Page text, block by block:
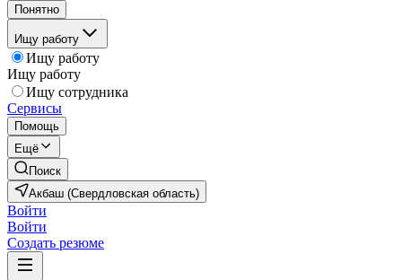
Понятно
Ищу работу
Ищу работу
Ищу работу
Ищу сотрудника
Сервисы
Помощь
Ещё
Поиск
Акбаш (Свердловская область)
Войти
Войти
Создать резюме